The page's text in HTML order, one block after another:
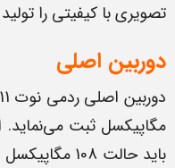
تصویری با کیفیتی را تولید
دوربین اصلی
مگاپیکسل ثبت می‌نماید.
باید حالت